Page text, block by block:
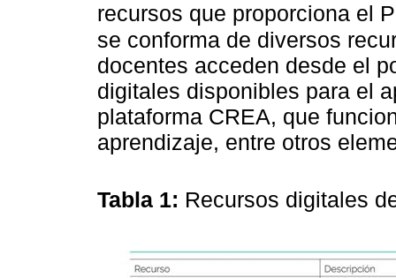
recursos que proporciona el
se conforma de diversos
docentes acceden desde el
digitales disponibles para el
plataforma CREA, que
aprendizaje, entre otros
Tabla 1: Recursos digitales